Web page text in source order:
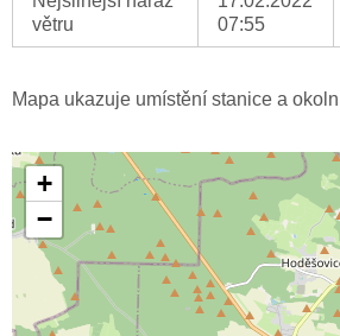
větru
07:55
Mapa ukazuje umístění stanice a
+
−